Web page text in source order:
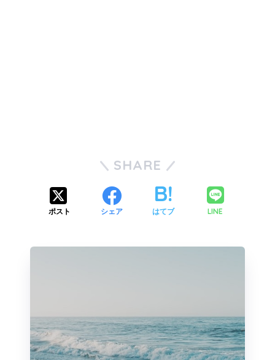
SHARE
ポスト シェア はてブ LINE